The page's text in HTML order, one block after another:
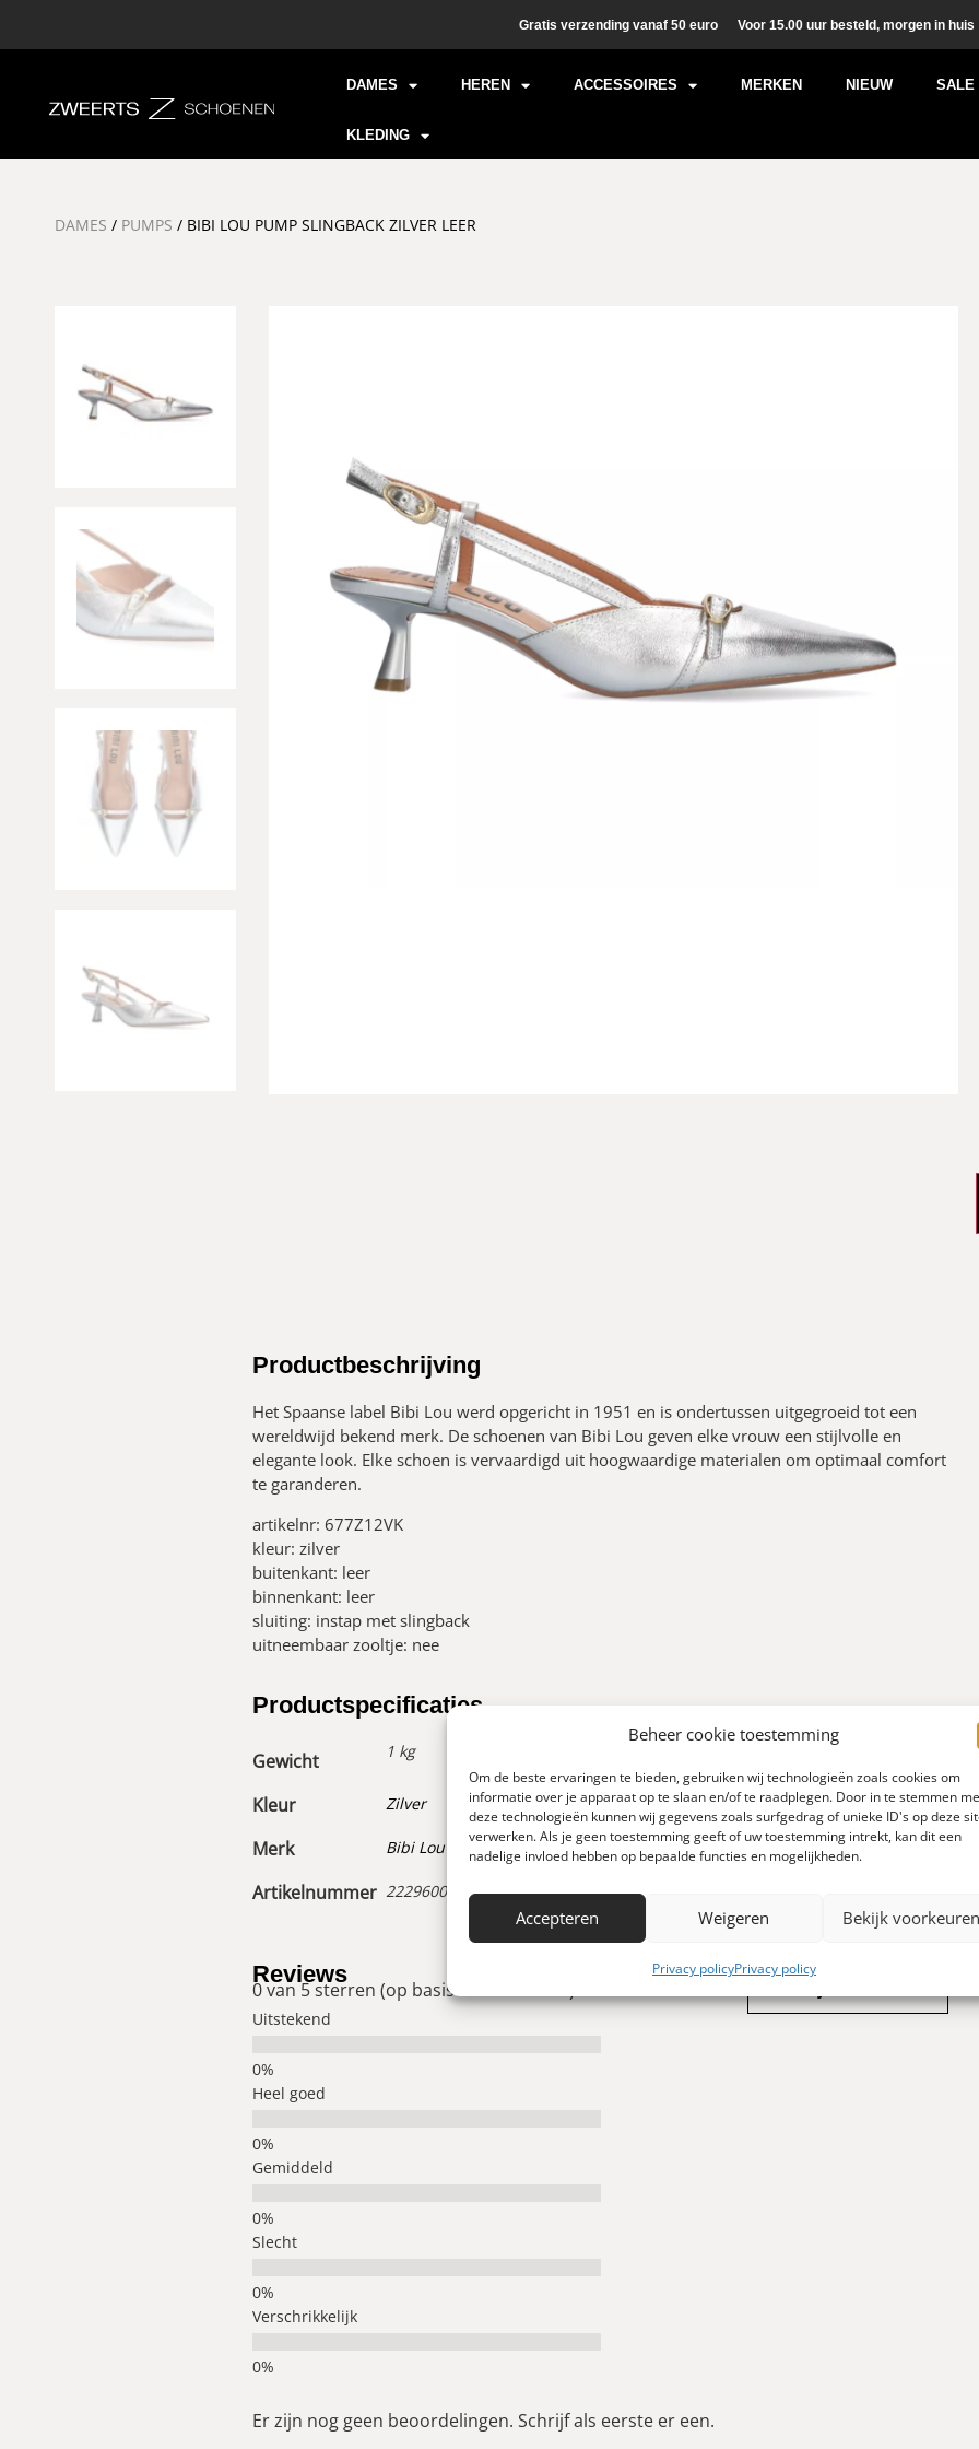
Beheer cookie toestemming
Om de beste ervaringen te bieden, gebruiken wij technologieën zoals cookies om
informatie over je apparaat op te slaan en/of te raadplegen. Door in te stemmen
deze technologieën kunnen wij gegevens zoals surfgedrag of unieke ID's op deze
verwerken. Als je geen toestemming geeft of uw toestemming intrekt, kan dit een
nadelige invloed hebben op bepaalde functies en mogelijkheden.
Accepteren Weigeren Bekijk voorkeuren
Privacy policyPrivacy policy
Gratis verzending vanaf 50 euro Voor 15.00 uur besteld, morgen in huis
DAMES HEREN ACCESSOIRES MERKEN NIEUW SALE
KLEDING
DAMES / PUMPS / BIBI LOU PUMP SLINGBACK ZILVER LEER
Productbeschrijving
Het Spaanse label Bibi Lou werd opgericht in 1951 en is ondertussen uitgegroeid tot een
wereldwijd bekend merk. De schoenen van Bibi Lou geven elke vrouw een stijlvolle en
elegante look. Elke schoen is vervaardigd uit hoogwaardige materialen om optimaal comfort
te garanderen.
artikelnr: 677Z12VK
kleur: zilver
buitenkant: leer
binnenkant: leer
sluiting: instap met slingback
uitneembaar zooltje: nee
Productspecificaties
Gewicht 1 kg
Kleur Zilver
Merk Bibi Lou
Artikelnummer 222960038000
Reviews
0 van 5 sterren (op basis van 0 reviews)
Uitstekend
Heel goed
Gemiddeld
Slecht
Verschrikkelijk
Er zijn nog geen beoordelingen. Schrijf als eerste er een.